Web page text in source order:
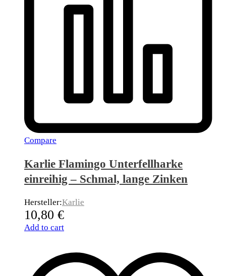
Compare
Karlie Flamingo Unterfellharke
einreihig – Schmal, lange Zinken
Hersteller:Karlie
10,80 €
Add to cart